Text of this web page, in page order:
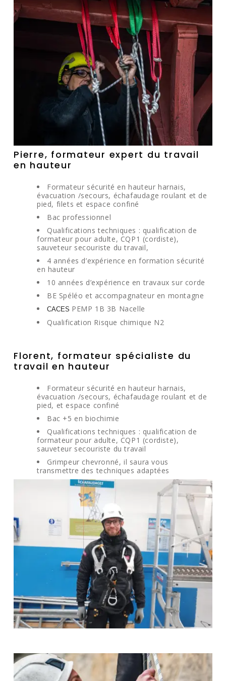
Pierre, formateur expert du travail
en hauteur
Formateur sécurité en hauteur harnais,
évacuation /secours, échafaudage roulant et de
pied, filets et espace confiné
Bac professionnel
Qualifications techniques : qualification de
formateur pour adulte, CQP1 (cordiste),
sauveteur secouriste du travail,
4 années d’expérience en formation sécurité
en hauteur
10 années d’expérience en travaux sur corde
BE Spéléo et accompagnateur en montagne
CACES PEMP 1B 3B Nacelle
Qualification Risque chimique N2
Florent, formateur spécialiste du
travail en hauteur
Formateur sécurité en hauteur harnais,
évacuation /secours, échafaudage roulant et de
pied, et espace confiné
Bac +5 en biochimie
Qualifications techniques : qualification de
formateur pour adulte, CQP1 (cordiste),
sauveteur secouriste du travail
Grimpeur chevronné, il saura vous
transmettre des techniques adaptées